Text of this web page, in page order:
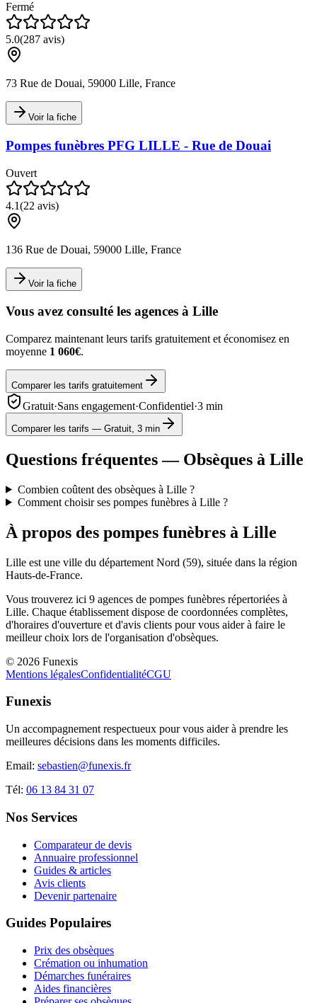
Fermé
5.0(287 avis)
73 Rue de Douai, 59000 Lille, France
Voir la fiche
Pompes funèbres PFG LILLE - Rue de Douai
Ouvert
4.1(22 avis)
136 Rue de Douai, 59000 Lille, France
Voir la fiche
Vous avez consulté les agences à Lille
Comparez maintenant leurs tarifs gratuitement et économisez en
moyenne 1 060€.
Comparer les tarifs gratuitement
Gratuit·Sans engagement·Confidentiel·3 min
Comparer les tarifs — Gratuit, 3 min
Questions fréquentes — Obsèques à Lille
Combien coûtent des obsèques à Lille ?
Comment choisir ses pompes funèbres à Lille ?
À propos des pompes funèbres à Lille
Lille est une ville du département Nord (59), située dans la région
Hauts-de-France.
Vous trouverez ici 9 agences de pompes funèbres répertoriées à
Lille. Chaque établissement dispose de coordonnées complètes,
d'horaires d'ouverture et d'avis clients pour vous aider à faire le
meilleur choix lors de l'organisation d'obsèques.
© 2026 Funexis
Mentions légalesConfidentialitéCGU
Funexis
Un accompagnement respectueux pour vous aider à prendre les
meilleures décisions dans les moments difficiles.
Email: sebastien@funexis.fr
Tél: 06 13 84 31 07
Nos Services
Comparateur de devis
Annuaire professionnel
Guides & articles
Avis clients
Devenir partenaire
Guides Populaires
Prix des obsèques
Crémation ou inhumation
Démarches funéraires
Aides financières